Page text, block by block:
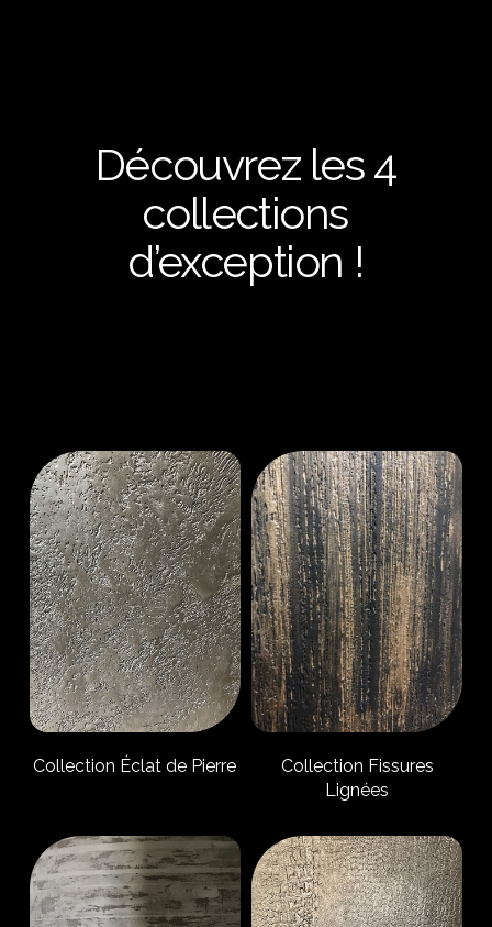
Découvrez les 4
collections
d’exception !
Collection Éclat de Pierre
Collection Fissures
Lignées